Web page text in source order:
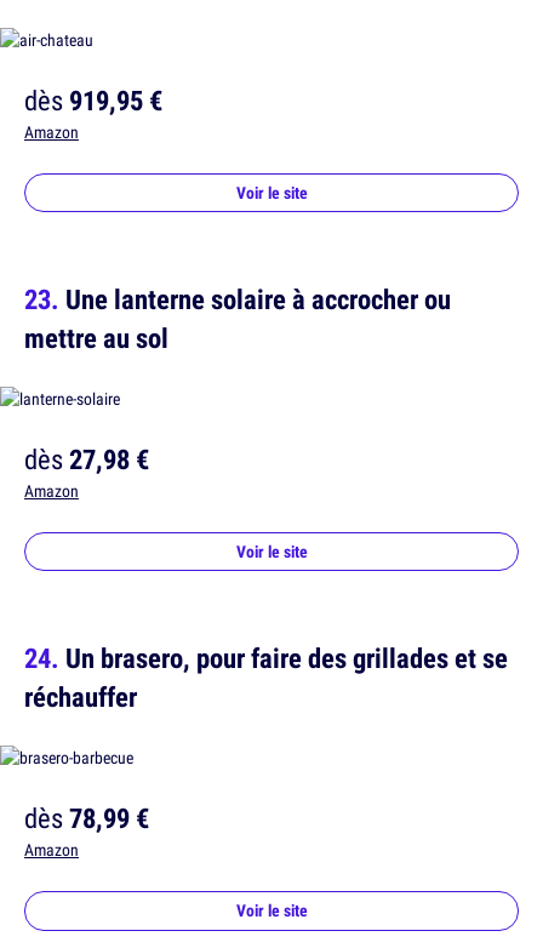
dès919,95 €
Amazon
Voir le site
Une lanterne solaire à accrocher ou
mettre au sol
dès27,98 €
Amazon
Voir le site
Un brasero, pour faire des grillades et se
réchauffer
dès78,99 €
Amazon
Voir le site